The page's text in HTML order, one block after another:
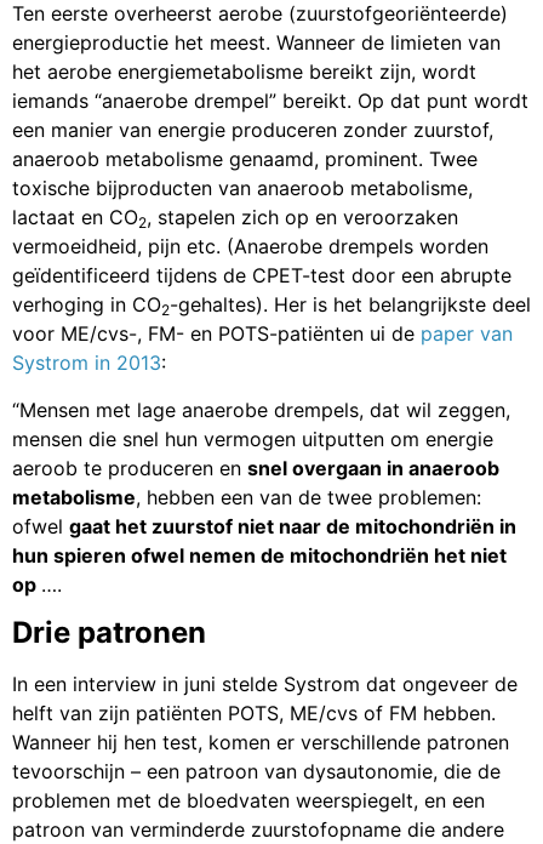
Ten eerste overheerst aerobe (zuurstofgeoriënteerde)
energieproductie het meest. Wanneer de limieten van
het aerobe energiemetabolisme bereikt zijn, wordt
iemands “anaerobe drempel” bereikt. Op dat punt wordt
een manier van energie produceren zonder zuurstof,
anaeroob metabolisme genaamd, prominent. Twee
toxische bijproducten van anaeroob metabolisme,
lactaat en CO2, stapelen zich op en veroorzaken
vermoeidheid, pijn etc. (Anaerobe drempels worden
geïdentificeerd tijdens de CPET-test door een abrupte
verhoging in CO2-gehaltes). Her is het belangrijkste deel
voor ME/cvs-, FM- en POTS-patiënten ui de paper van
Systrom in 2013:
“Mensen met lage anaerobe drempels, dat wil zeggen,
mensen die snel hun vermogen uitputten om energie
aeroob te produceren en snel overgaan in anaeroob
metabolisme, hebben een van de twee problemen:
ofwel gaat het zuurstof niet naar de mitochondriën in
hun spieren ofwel nemen de mitochondriën het niet
op ….
Drie patronen
In een interview in juni stelde Systrom dat ongeveer de
helft van zijn patiënten POTS, ME/cvs of FM hebben.
Wanneer hij hen test, komen er verschillende patronen
tevoorschijn – een patroon van dysautonomie, die de
problemen met de bloedvaten weerspiegelt, en een
patroon van verminderde zuurstofopname die andere